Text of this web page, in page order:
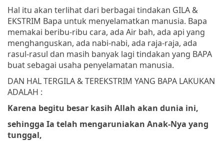
Hal itu akan terlihat dari berbagai tindakan GILA &
EKSTRIM Bapa untuk menyelamatkan manusia. Bapa
memakai beribu-ribu cara, ada Air bah, ada api yang
menghanguskan, ada nabi-nabi, ada raja-raja, ada
rasul-rasul dan masih banyak lagi tindakan yang BAPA
buat sebagai usaha penyelamatan manusia.
DAN HAL TERGILA & TEREKSTRIM YANG BAPA LAKUKAN
ADALAH :
Karena begitu besar kasih Allah akan dunia ini,
sehingga Ia telah mengaruniakan Anak-Nya yang
tunggal,